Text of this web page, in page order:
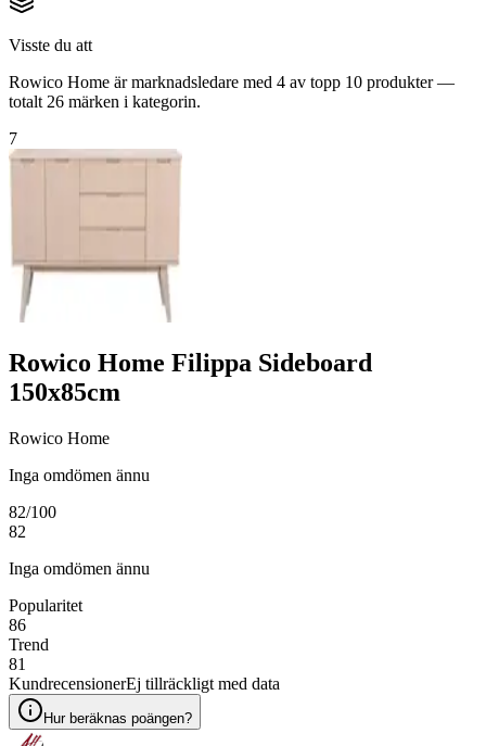
Visste du att
Rowico Home är marknadsledare med 4 av topp 10 produkter —
totalt 26 märken i kategorin.
7
Rowico Home Filippa Sideboard
150x85cm
Rowico Home
Inga omdömen ännu
82/100
82
Inga omdömen ännu
Popularitet
86
Trend
81
KundrecensionerEj tillräckligt med data
Hur beräknas poängen?